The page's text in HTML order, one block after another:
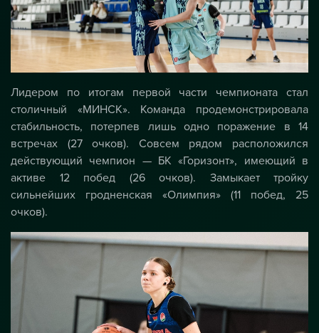
Лидером по итогам первой части чемпионата стал
столичный «МИНСК». Команда продемонстрировала
стабильность, потерпев лишь одно поражение в 14
встречах (27 очков). Совсем рядом расположился
действующий чемпион — БК «Горизонт», имеющий в
активе 12 побед (26 очков). Замыкает тройку
сильнейших гродненская «Олимпия» (11 побед, 25
очков).